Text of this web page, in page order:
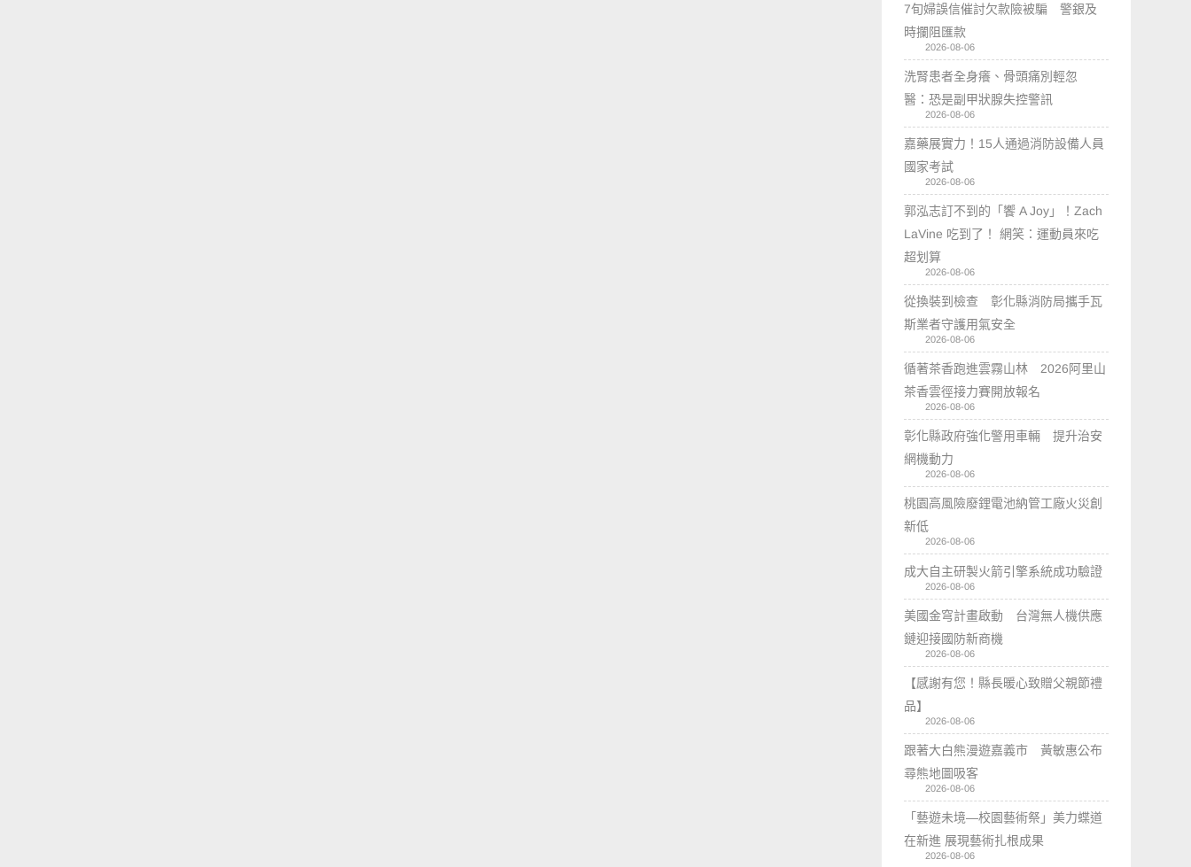
7旬婦誤信催討欠款險被騙 警銀及
時攔阻匯款
2026-08-06
洗腎患者全身癢、骨頭痛別輕忽
醫：恐是副甲狀腺失控警訊
2026-08-06
嘉藥展實力！15人通過消防設備人員
國家考試
2026-08-06
郭泓志訂不到的「饗 A Joy」！Zach
LaVine 吃到了！ 網笑：運動員來吃
超划算
2026-08-06
從換裝到檢查 彰化縣消防局攜手瓦
斯業者守護用氣安全
2026-08-06
循著茶香跑進雲霧山林 2026阿里山
茶香雲徑接力賽開放報名
2026-08-06
彰化縣政府強化警用車輛 提升治安
網機動力
2026-08-06
桃園高風險廢鋰電池納管工廠火災創
新低
2026-08-06
成大自主研製火箭引擎系統成功驗證
2026-08-06
美國金穹計畫啟動 台灣無人機供應
鏈迎接國防新商機
2026-08-06
【感謝有您！縣長暖心致贈父親節禮
品】
2026-08-06
跟著大白熊漫遊嘉義市 黃敏惠公布
尋熊地圖吸客
2026-08-06
「藝遊未境—校園藝術祭」美力蝶道
在新進 展現藝術扎根成果
2026-08-06